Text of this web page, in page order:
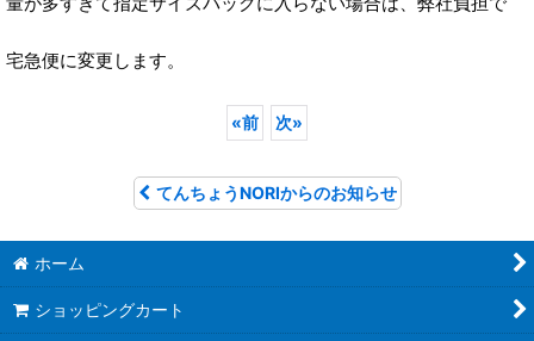
宅急便に変更します。
«前 次»
てんちょうNORIからのお知らせ
ホーム
ショッピングカート